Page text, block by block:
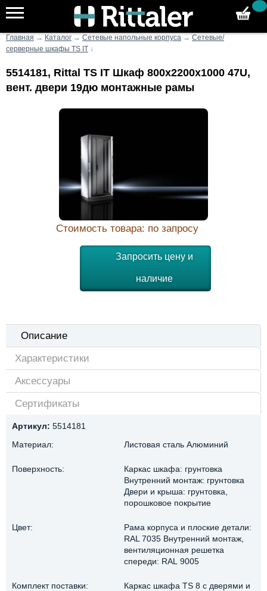
Главная → Каталог → Сетевые напольные корпуса → Сетевые/
серверные шкафы TS IT
↓
5514181, Rittal TS IT Шкаф 800x2200x1000 47U,
вент. двери 19дю монтажные рамы
Стоимость товара: по запросу
Запросить цену и
наличие
Описание
Характеристики
Аксессуары
Сертификаты
Артикул: 5514181
Материал:
Листовая сталь Алюминий
Поверхность:
Каркас шкафа: грунтовка
Внутренний монтаж: грунтовка
Двери и крыша: грунтовка,
порошковое покрытие
Цвет:
Рама корпуса и плоские детали:
RAL 7035 Внутренний монтаж,
вентиляционная решетка
спереди: RAL 9005
Комплект поставки:
Каркас шкафа TS 8 с дверями и